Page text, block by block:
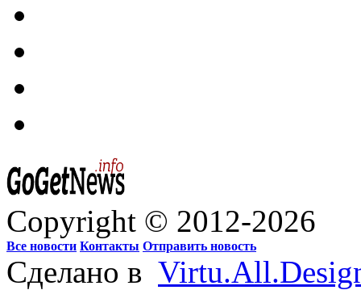
Copyright © 2012-2026
Все новости Контакты Отправить новость
Сделано в